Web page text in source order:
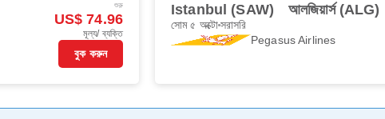
শুরু
US$ 74.96
মূল্য/ ব্যক্তি
বুক করুন
Istanbul (SAW) আলজিয়ার্স (ALG)
সোম ৫ অক্টোসরাসরি
Pegasus Airlines